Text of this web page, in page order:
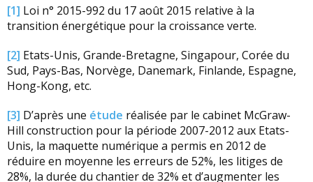
[1] Loi n° 2015-992 du 17 août 2015 relative à la
transition énergétique pour la croissance verte.
[2] Etats-Unis, Grande-Bretagne, Singapour, Corée du
Sud, Pays-Bas, Norvège, Danemark, Finlande, Espagne,
Hong-Kong, etc.
[3] D’après une étude réalisée par le cabinet McGraw-
Hill construction pour la période 2007-2012 aux Etats-
Unis, la maquette numérique a permis en 2012 de
réduire en moyenne les erreurs de 52%, les litiges de
28%, la durée du chantier de 32% et d’augmenter les